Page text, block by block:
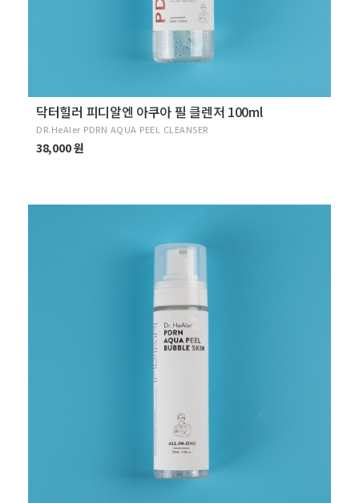
닥터힐러 피디알엔 아쿠아 필 클렌저 100ml
DR.HeAler PDRN AQUA PEEL CLEANSER
38,000 원